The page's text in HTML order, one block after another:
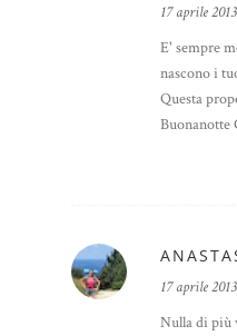
17 aprile
E' sempre
nascono i
Questa
Buonanotte
17 aprile
Nulla di più